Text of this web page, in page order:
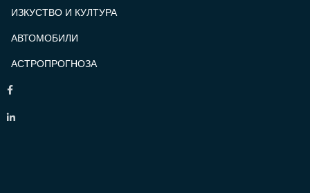
ИЗКУСТВО И КУЛТУРА
АВТОМОБИЛИ
АСТРОПРОГНОЗА